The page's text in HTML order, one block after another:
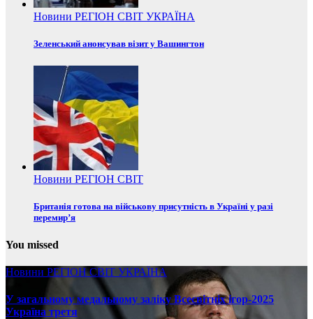
Новини РЕГІОН СВІТ УКРАЇНА
Зеленський анонсував візит у Вашингтон
Новини РЕГІОН СВІТ
Британія готова на військову присутність в Україні у разі
перемир’я
You missed
Новини РЕГІОНСВІТ УКРАЇНА
У загальному медальному заліку Всесвітніх ігор-2025
Україна третя